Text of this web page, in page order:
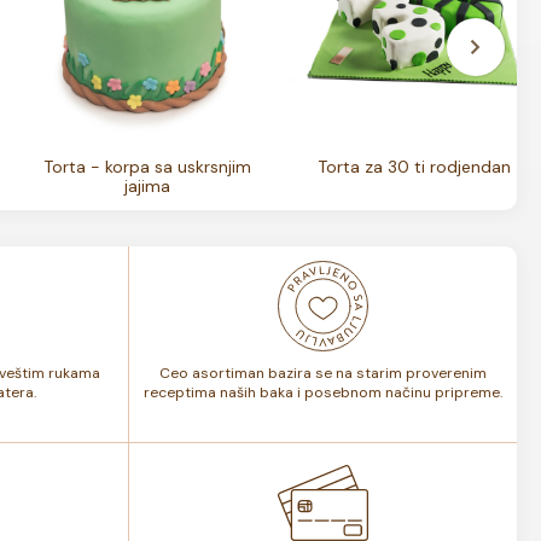
Torta - korpa sa uskrsnjim
jajima
Torta za 30 ti rodjendan
rukama
Ceo asortiman bazira se na starim proverenim
receptima naših baka i posebnom načinu pripreme.